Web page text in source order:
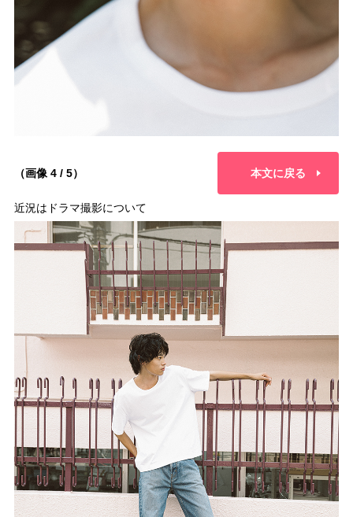
（画像 4 / 5） 本文に戻る
近況はドラマ撮影について